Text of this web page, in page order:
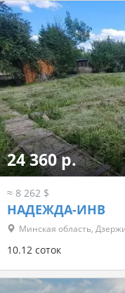
24 360 р.
≈ 8 262 $
НАДЕЖДА-ИНВ
Минская область,
10.12 соток